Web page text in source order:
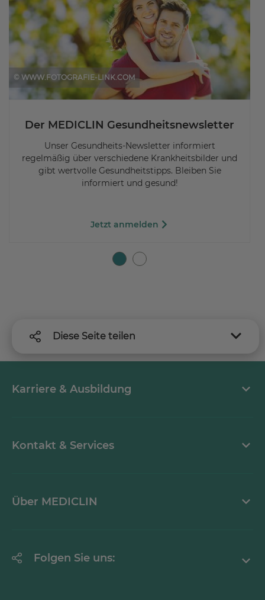
© WWW.FOTOGRAFIE-LINK.COM
Der MEDICLIN Gesundheitsnewsletter
Unser Gesundheits-Newsletter informiert
regelmäßig über verschiedene Krankheitsbilder und
gibt wertvolle Gesundheitstipps. Bleiben Sie
informiert und gesund!
Jetzt anmelden
Diese Seite teilen
Karriere & Ausbildung
Kontakt & Services
Über MEDICLIN
Folgen Sie uns: